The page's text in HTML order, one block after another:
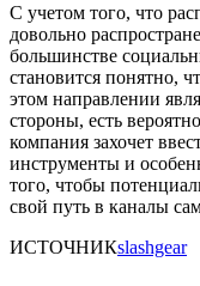
С учетом того, что
довольно
большинстве
становится понятно,
этом направлении
стороны, есть
компания захочет
инструменты и
того, чтобы
свой путь в каналы
ИСТОЧНИКslashgear